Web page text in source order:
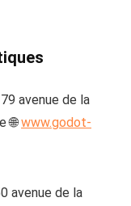
79 avenue de la
🌐www.godot-
avenue de la